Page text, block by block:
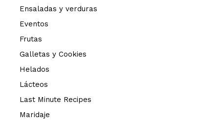
Ensaladas y verduras
Eventos
Frutas
Galletas y Cookies
Helados
Lácteos
Last Minute Recipes
Maridaje